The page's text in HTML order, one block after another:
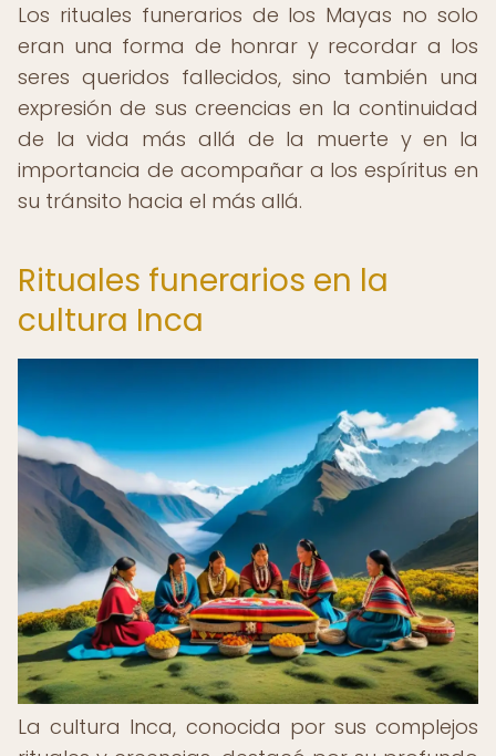
Los rituales funerarios de los Mayas no solo
eran una forma de honrar y recordar a los
seres queridos fallecidos, sino también una
expresión de sus creencias en la continuidad
de la vida más allá de la muerte y en la
importancia de acompañar a los espíritus en
su tránsito hacia el más allá.
Rituales funerarios en la
cultura Inca
La cultura Inca, conocida por sus complejos